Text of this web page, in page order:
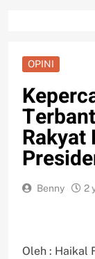
OPINI
Rakyat
Benny 2
Oleh : Haikal